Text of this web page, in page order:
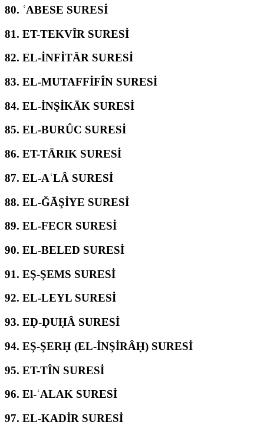
80. ʿABESE SURESİ
81. ET-TEKVÎR SURESİ
82. EL-İNFİTĀR SURESİ
83. EL-MUTAFFİFÎN SURESİ
84. EL-İNŞİKĀK SURESİ
85. EL-BURÛC SURESİ
86. ET-TĀRIK SURESİ
87. EL-AʿLÂ SURESİ
88. EL-ĞĀŞİYE SURESİ
89. EL-FECR SURESİ
90. EL-BELED SURESİ
91. EŞ-ŞEMS SURESİ
92. EL-LEYL SURESİ
93. EḌ-ḌUḤÂ SURESİ
94. EŞ-ŞERḤ (EL-İNŞİRÂḤ) SURESİ
95. ET-TÎN SURESİ
96. El-ʿALAK SURESİ
97. EL-KADİR SURESİ